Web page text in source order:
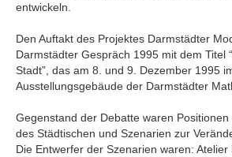
entwickeln.
Den Auftakt des Projektes Darmstädter
Darmstädter Gespräch 1995 mit dem Titel
Stadt”, das am 8. und 9. Dezember 1995
Ausstellungsgebäude der Darmstädter
Gegenstand der Debatte waren
des Städtischen und Szenarien zur
Die Entwerfer der Szenarien waren: Atelier